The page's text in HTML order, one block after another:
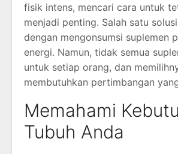
fisik intens, mencari cara untuk
menjadi penting. Salah satu
dengan mengonsumsi suplemen
energi. Namun, tidak semua
untuk setiap orang, dan
membutuhkan pertimbangan
Memahami
Tubuh Anda